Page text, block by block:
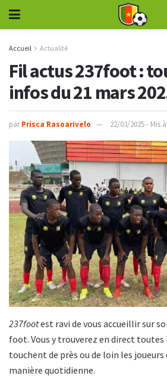
Accueil Actualité
Fil actus 237foot :
infos du 21 mars
par Prisca Rasoarivelo 22/03/2025 - Mis
237footest ravi de vous accueillir sur
foot. Vous y trouverez en direct toutes
touchent de près ou de loin les joueurs
manière quotidienne.